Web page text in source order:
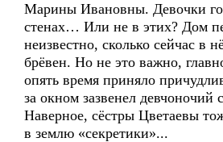
Марины Ивановны. Девочки
стенах… Или не в этих? Дом
неизвестно, сколько сейчас в
брёвен. Но не это важно,
опять время приняло
за окном зазвенел девчоночий
Наверное, сёстры Цветаевы
в землю «секретики»...